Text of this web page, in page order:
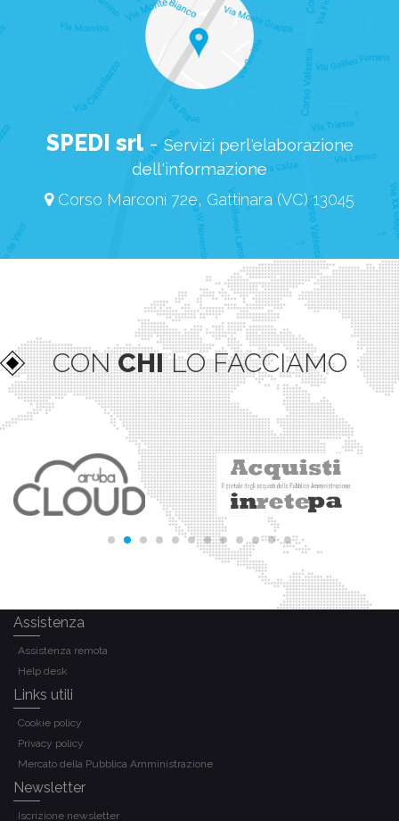
SPEDI srl-Servizi perl'elaborazione
dell'informazione
Corso Marconi 72e, Gattinara (VC) 13045
CONCHILO FACCIAMO
Assistenza
Assistenza remota
Help desk
Links utili
Cookie policy
Privacy policy
Mercato della Pubblica Amministrazione
Newsletter
Iscrizione newsletter